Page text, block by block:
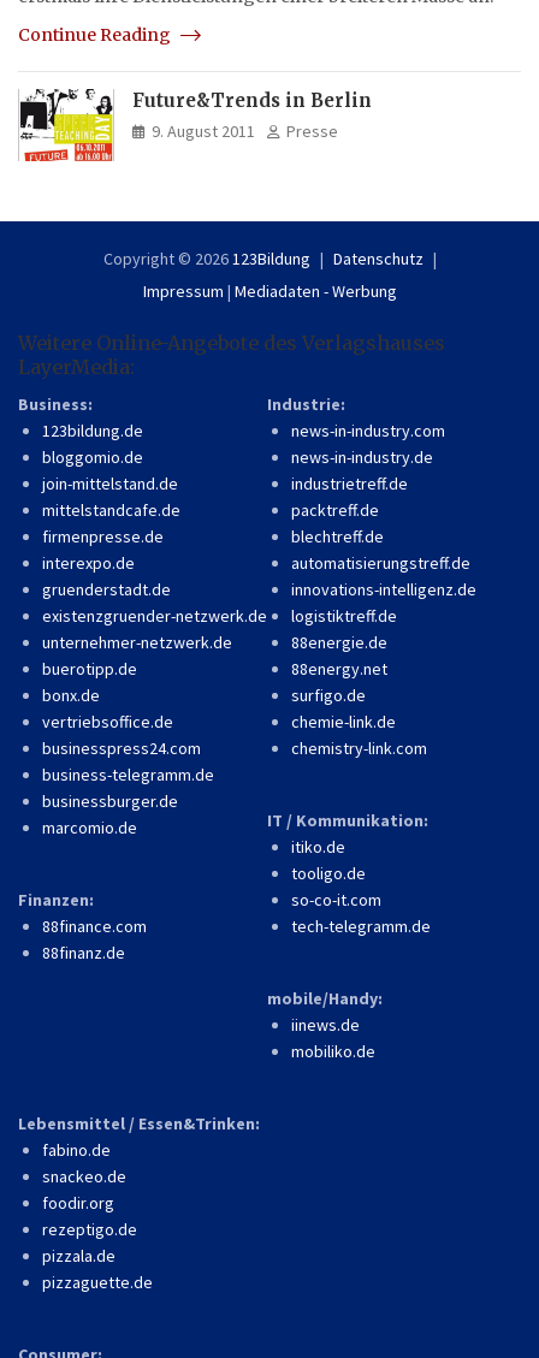
Continue Reading
Future&Trends in Berlin
9. August 2011 Presse
Copyright © 2026 123Bildung
Datenschutz
Impressum | Mediadaten - Werbung
Weitere Online-Angebote des Verlagshauses
LayerMedia:
Business:
123bildung.de
bloggomio.de
join-mittelstand.de
mittelstandcafe.de
firmenpresse.de
interexpo.de
gruenderstadt.de
existenzgruender-netzwerk.de
unternehmer-netzwerk.de
buerotipp.de
bonx.de
vertriebsoffice.de
businesspress24.com
business-telegramm.de
businessburger.de
marcomio.de
Finanzen:
88finance.com
88finanz.de
Industrie:
news-in-industry.com
news-in-industry.de
industrietreff.de
packtreff.de
blechtreff.de
automatisierungstreff.de
innovations-intelligenz.de
logistiktreff.de
88energie.de
88energy.net
surfigo.de
chemie-link.de
chemistry-link.com
IT / Kommunikation:
itiko.de
tooligo.de
so-co-it.com
tech-telegramm.de
mobile/Handy:
iinews.de
mobiliko.de
Lebensmittel / Essen&Trinken:
fabino.de
snackeo.de
foodir.org
rezeptigo.de
pizzala.de
pizzaguette.de